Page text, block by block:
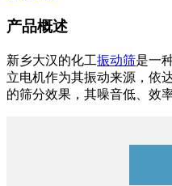
产品概述
新乡大汉的化工振动筛是一
立电机作为其振动来源，依
的筛分效果，其噪音低、效